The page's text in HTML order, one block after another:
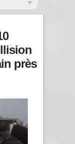
près